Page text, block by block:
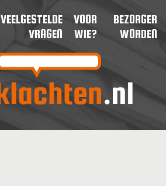
VEELGESTELDE
VRAGEN
VOOR
WIE?
BEZORGER
WORDEN